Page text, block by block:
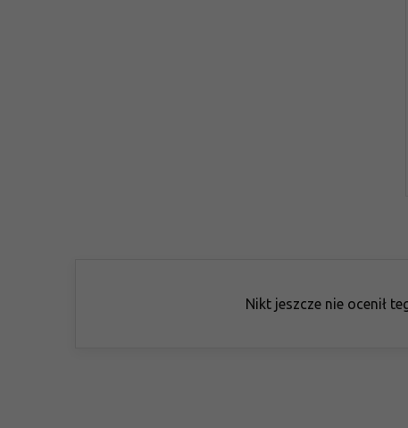
Nikt jeszcze nie ocenił